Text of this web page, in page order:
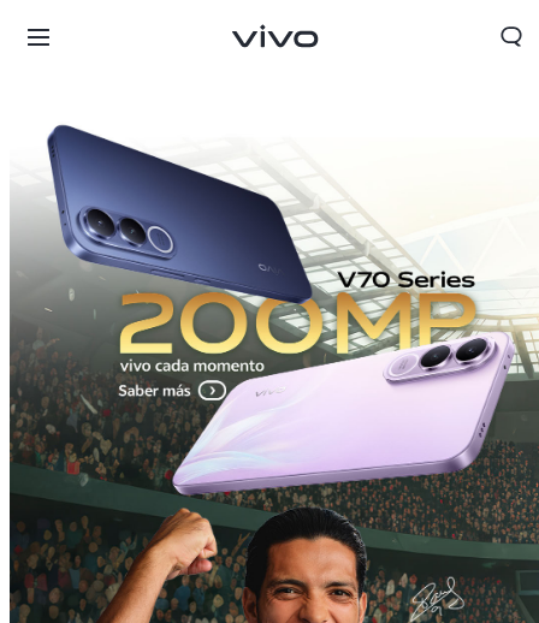
México | Seleccione país/región